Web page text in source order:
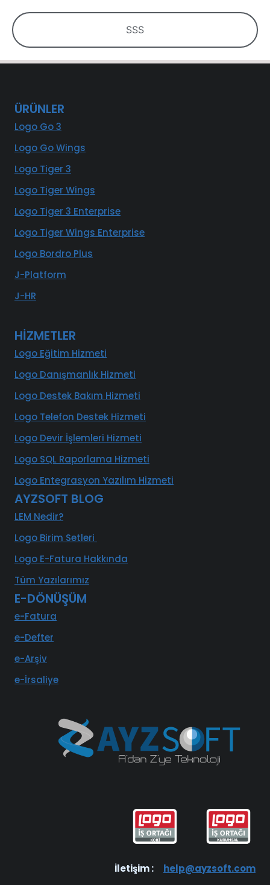
SSS
ÜRÜNLER
Logo Go 3
Logo Go Wings
Logo Tiger 3
Logo Tiger Wings
Logo Tiger 3 Enterprise
Logo Tiger Wings Enterprise
Logo Bordro Plus
J-Platform
J-HR
HİZMETLER
Logo Eğitim Hizmeti
Logo Danışmanlık Hizmeti
Logo Destek Bakım Hizmeti
Logo Telefon Destek Hizmeti
Logo Devir İşlemleri Hizmeti
Logo SQL Raporlama Hizmeti
Logo Entegrasyon Yazılım Hizmeti
AYZSOFT BLOG
LEM Nedir?
Logo Birim Setleri
Logo E-Fatura Hakkında
Tüm Yazılarımız
E-DÖNÜŞÜM
e-Fatura
e-Defter
e-Arşiv
e-İrsaliye
İletişim :
help@ayzsoft.com